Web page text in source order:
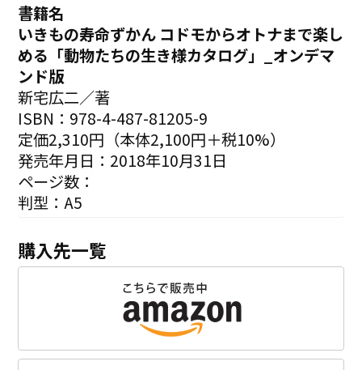
書籍名
いきもの寿命ずかん コドモからオトナまで楽し
める「動物たちの生き様カタログ」_オンデマ
ンド版
新宅広二／著
ISBN：978-4-487-81205-9
定価2,310円（本体2,100円＋税10%）
発売年月日：2018年10月31日
ページ数：
判型：A5
購入先一覧